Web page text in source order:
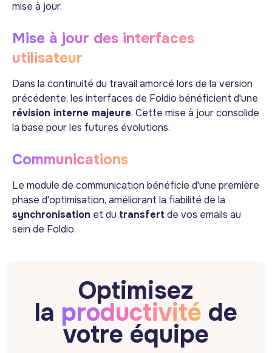
mise à jour.
Mise à jour des interfaces
utilisateur
Dans la continuité du travail amorcé lors de la version
précédente, les interfaces de Foldio bénéficient d'une
révision interne majeure. Cette mise à jour consolide
la base pour les futures évolutions.
Communications
Le module de communication bénéficie d'une première
phase d'optimisation, améliorant la fiabilité de la
synchronisation et du transfert de vos emails au
sein de Foldio.
Optimisez
la productivité de
votre équipe